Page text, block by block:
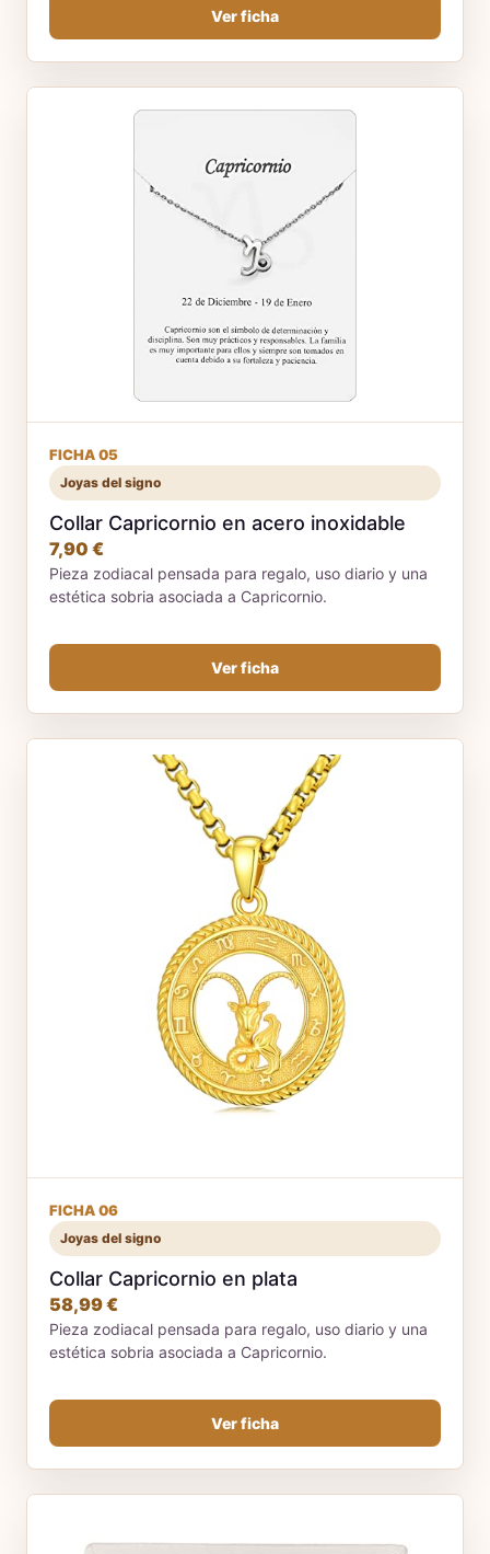
Ver ficha
FICHA 05
Joyas del signo
Collar Capricornio en acero inoxidable
7,90 €
Pieza zodiacal pensada para regalo, uso diario y una
estética sobria asociada a Capricornio.
Ver ficha
FICHA 06
Joyas del signo
Collar Capricornio en plata
58,99 €
Pieza zodiacal pensada para regalo, uso diario y una
estética sobria asociada a Capricornio.
Ver ficha